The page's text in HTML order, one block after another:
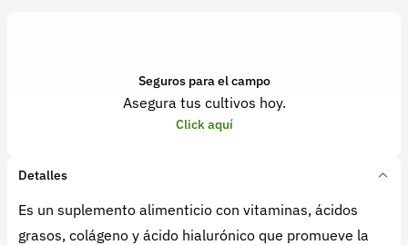
Seguros para el campo
Asegura tus cultivos hoy.
Click aquí
Detalles
Es un suplemento alimenticio con vitaminas, ácidos
grasos, colágeno y ácido hialurónico que promueve la